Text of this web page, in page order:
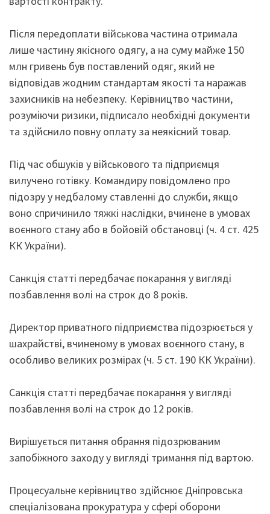
Після передоплати військова частина отримала
лише частину якісного одягу, а на суму майже 150
млн гривень був поставлений одяг, який не
відповідав жодним стандартам якості та наражав
захисників на небезпеку. Керівництво частини,
розуміючи ризики, підписало необхідні документи
та здійснило повну оплату за неякісний товар.
Під час обшуків у військового та підприємця
вилучено готівку. Командиру повідомлено про
підозру у недбалому ставленні до служби, якщо
воно спричинило тяжкі наслідки, вчинене в умовах
воєнного стану або в бойовій обстановці (ч. 4 ст. 425
КК України).
Санкція статті передбачає покарання у вигляді
позбавлення волі на строк до 8 років.
Директор приватного підприємства підозрюється у
шахрайстві, вчиненому в умовах воєнного стану, в
особливо великих розмірах (ч. 5 ст. 190 КК України).
Санкція статті передбачає покарання у вигляді
позбавлення волі на строк до 12 років.
Вирішується питання обрання підозрюваним
запобіжного заходу у вигляді тримання під вартою.
Процесуальне керівництво здійснює Дніпровська
спеціалізована прокуратура у сфері оборони